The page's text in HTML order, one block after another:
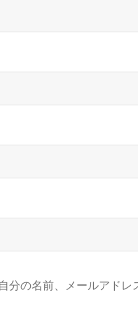
分の名前、メールアドレ